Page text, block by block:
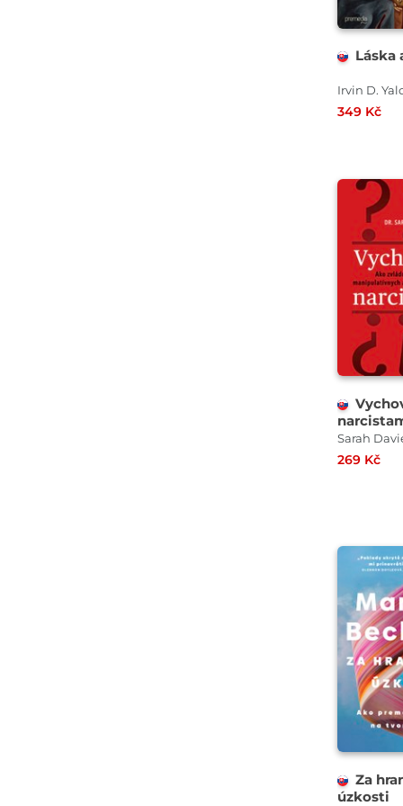
Láska
Irvin D.
349 Kč
Sarah
269 Kč
Za
úzkosti